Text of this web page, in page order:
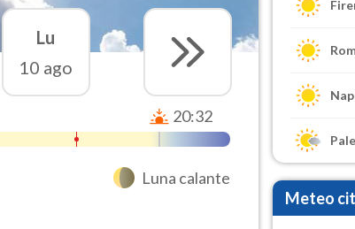
Lu
10 ago
20:32
Luna calante
Meteo